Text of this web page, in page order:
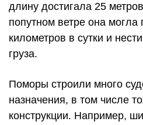
длину достигала 25
попутном ветре она могла
километров в сутки и
груза.
Поморы строили много
назначения, в том числе
конструкции. Например,